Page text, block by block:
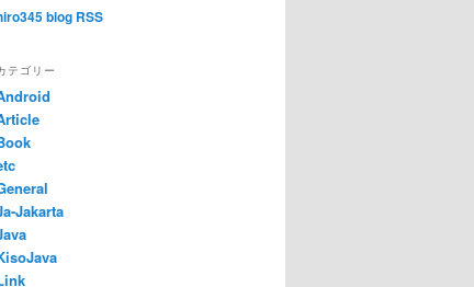
blog RSS
テゴリー
Jakarta